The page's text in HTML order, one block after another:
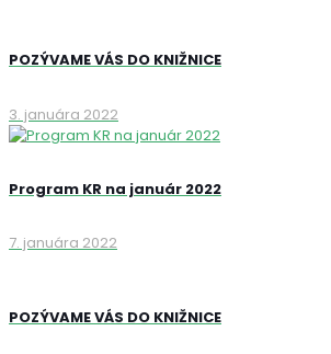
POZÝVAME VÁS DO KNIŽNICE
3. januára 2022
Program KR na január 2022
7. januára 2022
POZÝVAME VÁS DO KNIŽNICE